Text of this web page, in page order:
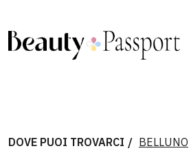
DOVE PUOI TROVARCI BELLUNO